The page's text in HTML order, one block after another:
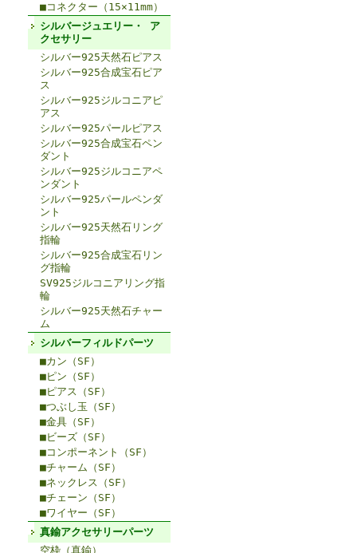
■コネクター（15×11mm）
シルバージュエリー・ ア
クセサリー
シルバー925天然石ピアス
シルバー925合成宝石ピア
ス
シルバー925ジルコニアピ
アス
シルバー925パールピアス
シルバー925合成宝石ペン
ダント
シルバー925ジルコニアペ
ンダント
シルバー925パールペンダ
ント
シルバー925天然石リング
指輪
シルバー925合成宝石リン
グ指輪
SV925ジルコニアリング指
輪
シルバー925天然石チャー
ム
シルバーフィルドパーツ
■カン（SF）
■ピン（SF）
■ピアス（SF）
■つぶし玉（SF）
■金具（SF）
■ビーズ（SF）
■コンポーネント（SF）
■チャーム（SF）
■ネックレス（SF）
■チェーン（SF）
■ワイヤー（SF）
真鍮アクセサリーパーツ
空枠（真鍮）